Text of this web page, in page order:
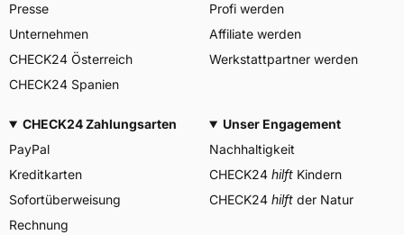
Allgemeine Produktsicherheit (GPSR)
Vee Rubber, Bangkok
Presse
Unternehmen
CHECK24 Österreich
CHECK24 Spanien
Profi werden
Affiliate werden
Werkstattpartner werden
CHECK24 Zahlungsarten
PayPal
Kreditkarten
Sofortüberweisung
Rechnung
Unser Engagement
Nachhaltigkeit
CHECK24 hilft Kindern
CHECK24 hilft der Natur